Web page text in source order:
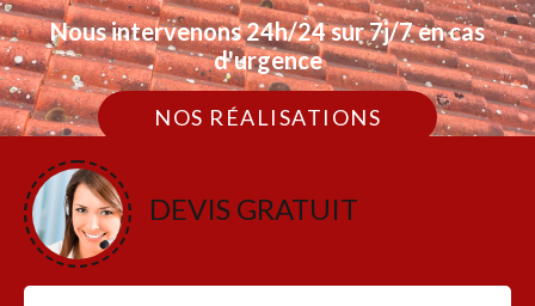
Nous intervenons 24h/24 sur 7j/7 en cas
d'urgence
NOS RÉALISATIONS
DEVIS GRATUIT